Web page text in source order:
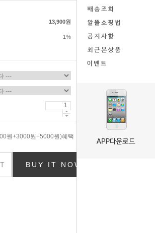
13,900원
1%
원+3000원+5000원)혜택
BUY IT NOW